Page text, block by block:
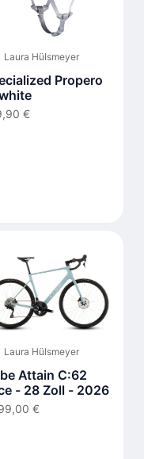
Laura Hülsmeyer
Propero
€
Laura Hülsmeyer
Attain C:62
Race - 28 Zoll - 2026
€